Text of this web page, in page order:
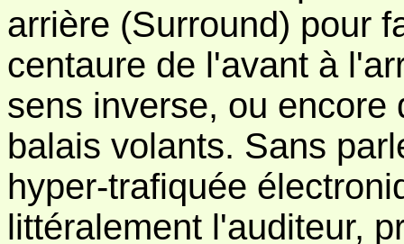
arrière (Surround) pour
centaure de l'avant à
sens inverse, ou
balais volants. Sans
hyper-trafiquée
littéralement l'auditeur,